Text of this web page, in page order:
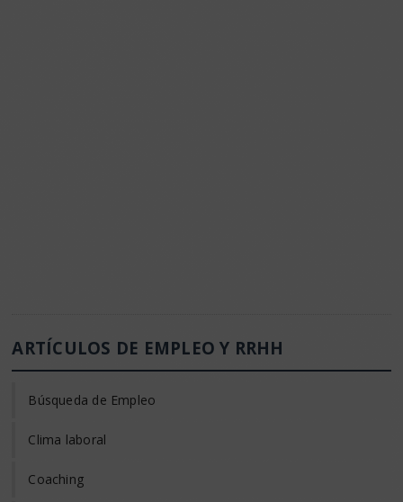
ARTÍCULOS DE EMPLEO Y RRHH
Búsqueda de Empleo
Clima laboral
Coaching